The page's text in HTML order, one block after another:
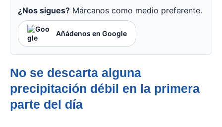
¿Nos sigues? Márcanos como medio preferente.
Añádenos en Google
No se descarta alguna
precipitación débil en la primera
parte del día